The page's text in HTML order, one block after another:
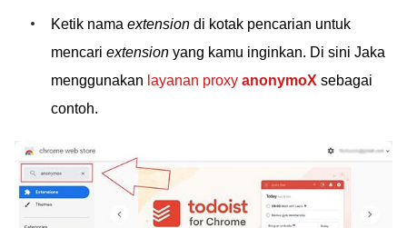
Ketik nama extension di kotak pencarian untuk
mencari extension yang kamu inginkan. Di sini Jaka
menggunakan layanan proxy anonymoX sebagai
contoh.